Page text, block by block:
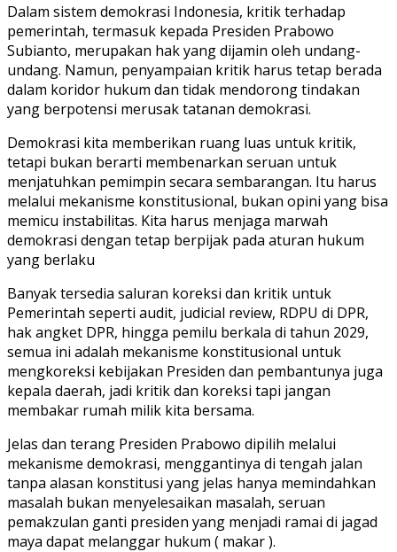
Dalam sistem demokrasi Indonesia, kritik terhadap
pemerintah, termasuk kepada Presiden Prabowo
Subianto, merupakan hak yang dijamin oleh undang-
undang. Namun, penyampaian kritik harus tetap berada
dalam koridor hukum dan tidak mendorong tindakan
yang berpotensi merusak tatanan demokrasi.
Demokrasi kita memberikan ruang luas untuk kritik,
tetapi bukan berarti membenarkan seruan untuk
menjatuhkan pemimpin secara sembarangan. Itu harus
melalui mekanisme konstitusional, bukan opini yang bisa
memicu instabilitas. Kita harus menjaga marwah
demokrasi dengan tetap berpijak pada aturan hukum
yang berlaku
Banyak tersedia saluran koreksi dan kritik untuk
Pemerintah seperti audit, judicial review, RDPU di DPR,
hak angket DPR, hingga pemilu berkala di tahun 2029,
semua ini adalah mekanisme konstitusional untuk
mengkoreksi kebijakan Presiden dan pembantunya juga
kepala daerah, jadi kritik dan koreksi tapi jangan
membakar rumah milik kita bersama.
Jelas dan terang Presiden Prabowo dipilih melalui
mekanisme demokrasi, menggantinya di tengah jalan
tanpa alasan konstitusi yang jelas hanya memindahkan
masalah bukan menyelesaikan masalah, seruan
pemakzulan ganti presiden yang menjadi ramai di jagad
maya dapat melanggar hukum ( makar ).